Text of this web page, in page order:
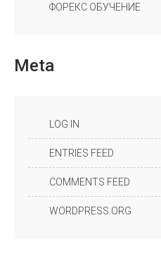
ФОРЕКС ОБУЧЕНИЕ
Meta
LOG IN
ENTRIES FEED
COMMENTS FEED
WORDPRESS.ORG